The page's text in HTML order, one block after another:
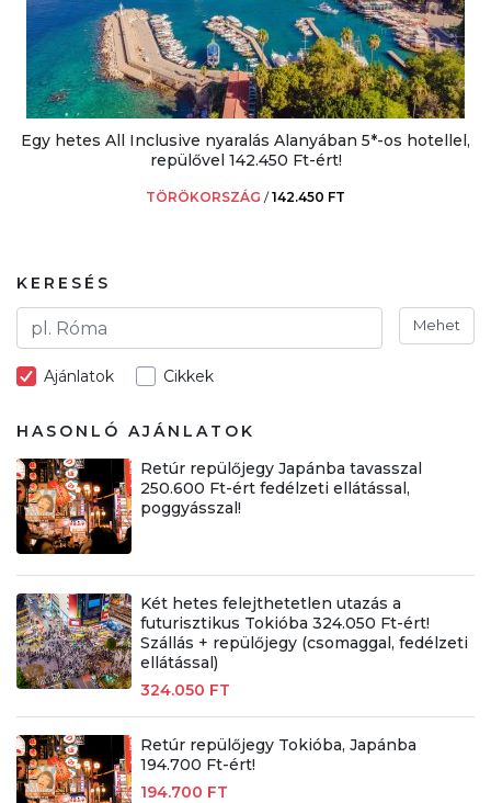
Egy hetes All Inclusive nyaralás Alanyában 5*-os hotellel,
repülővel 142.450 Ft-ért!
TÖRÖKORSZÁG /142.450 FT
KERESÉS
Mehet
Ajánlatok Cikkek
HASONLÓ AJÁNLATOK
Retúr repülőjegy Japánba tavasszal
250.600 Ft-ért fedélzeti ellátással,
poggyásszal!
Két hetes felejthetetlen utazás a
futurisztikus Tokióba 324.050 Ft-ért!
Szállás + repülőjegy (csomaggal, fedélzeti
ellátással)
324.050 FT
Retúr repülőjegy Tokióba, Japánba
194.700 Ft-ért!
194.700 FT